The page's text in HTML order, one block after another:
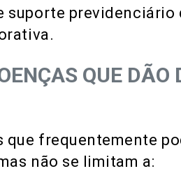
suporte previdenciário
QUE
que frequentemente
não se limitam a: